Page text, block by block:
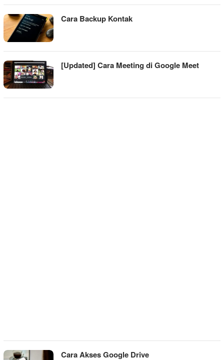
Cara Backup Kontak
[Updated] Cara Meeting di Google Meet
Cara Akses Google Drive